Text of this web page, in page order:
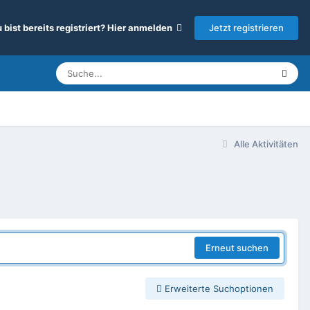
bist bereits registriert? Hier anmelden Jetzt registrieren
Alle Aktivitäten
Erneut suchen
Erweiterte Suchoptionen